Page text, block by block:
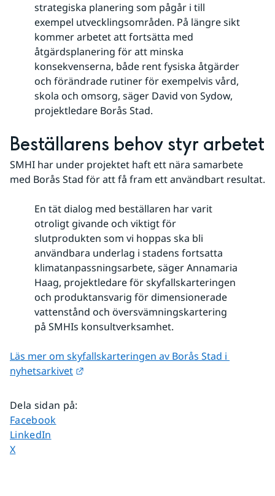
strategiska planering som pågår i till
exempel utvecklingsområden. På längre sikt
kommer arbetet att fortsätta med
åtgärdsplanering för att minska
konsekvenserna, både rent fysiska åtgärder
och förändrade rutiner för exempelvis vård,
skola och omsorg, säger David von Sydow,
projektledare Borås Stad.
Beställarens behov styr arbetet
SMHI har under projektet haft ett nära samarbete
med Borås Stad för att få fram ett användbart resultat.
En tät dialog med beställaren har varit
otroligt givande och viktigt för
slutprodukten som vi hoppas ska bli
användbara underlag i stadens fortsatta
klimatanpassningsarbete, säger Annamaria
Haag, projektledare för skyfallskarteringen
och produktansvarig för dimensionerade
vattenstånd och översvämningskartering
på SMHIs konsultverksamhet.
Läs mer om skyfallskarteringen av Borås Stad i
nyhetsarkivet
Dela sidan på:
Dela sidan på
Facebook
Dela sidan på
LinkedIn
Dela sidan på
X